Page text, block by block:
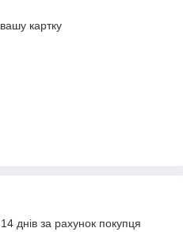
картку
днів за рахунок покупця